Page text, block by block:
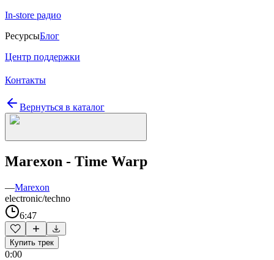
In-store радио
РесурсыБлог
Центр поддержки
Контакты
Вернуться в каталог
Marexon - Time Warp
—Marexon
electronic/techno
6:47
Купить трек
0:00